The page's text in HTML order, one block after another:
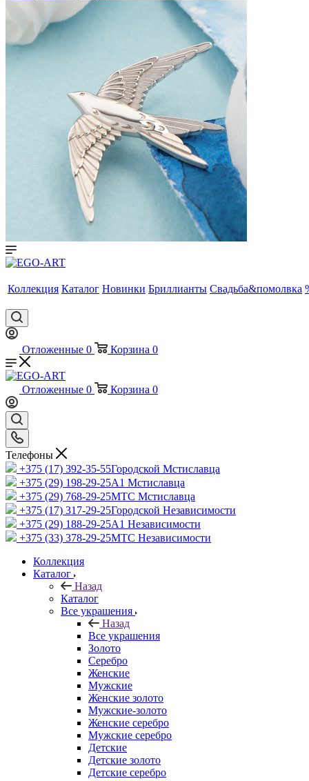
Коллекция Каталог Новинки Бриллианты Свадьба&помолвка
Отложенные 0 Корзина 0
Отложенные 0 Корзина 0
Телефоны
+375 (17) 392-35-55Городской Мстиславца
+375 (29) 198-29-25A1 Мстиславца
+375 (29) 768-29-25МТС Мстиславца
+375 (17) 317-29-25Городской Независимости
+375 (29) 188-29-25A1 Независимости
+375 (33) 378-29-25МТС Независимости
Коллекция
Каталог
Назад
Каталог
Все украшения
Назад
Все украшения
Золото
Серебро
Женские
Мужские
Женские золото
Мужские-золото
Женские серебро
Мужские серебро
Детские
Детские золото
Детские серебро